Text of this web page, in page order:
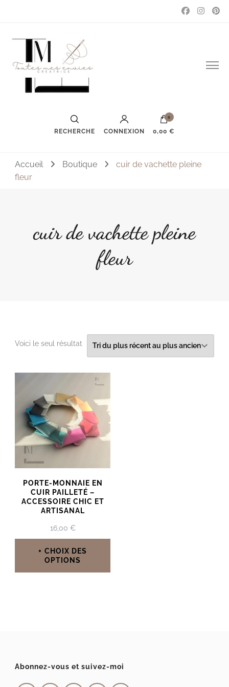
Toutes mes envies
Couture, accessoires, mode, bijoux …
RECHERCHE CONNEXION
0
0,00 €
Accueil Boutique
cuir de vachette pleine
fleur
cuir de vachette pleine
fleur
Voici le seul résultat
PORTE-MONNAIE EN
CUIR PAILLETÉ –
ACCESSOIRE CHIC ET
ARTISANAL
16,00 €
CHOIX DES
OPTIONS
Les
options
Abonnez-vous et suivez-moi